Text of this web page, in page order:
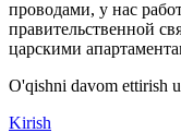
проводами, у нас
правительственной
царскими
O'qishni davom ettirish
Kirish